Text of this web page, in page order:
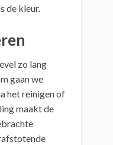
de kleur.
zo lang
gaan we
het reinigen of
maakt de